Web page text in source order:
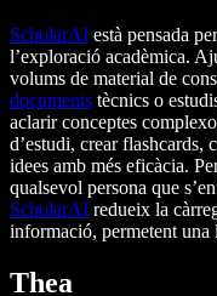
ScholarAI està pensada
l’exploració acadèmica.
volums de material de
documents tècnics o
aclarir conceptes
d’estudi, crear flashcards,
idees amb més eficàcia.
qualsevol persona que
ScholarAI redueix la
informació, permetent una
Thea